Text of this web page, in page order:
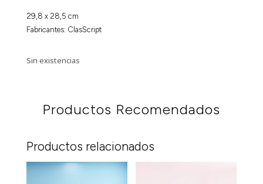
29,8 x 28,5 cm
Fabricantes: ClasScript
Sin existencias
Productos Recomendados
Productos relacionados